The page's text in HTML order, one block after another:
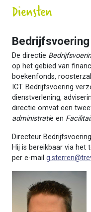
Diensten
Bedrijfsvoering
De directie
op het gebied van
boekenfonds,
ICT. Bedrijfsvoering
dienstverlening,
directie omvat een
administratie en
Directeur
Hij is bereikbaar via
per e-mail g